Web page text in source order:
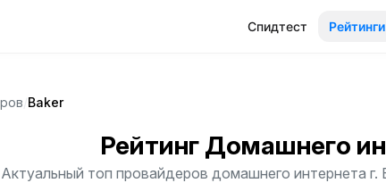
Спидтест Рейтинги
Baker
Рейтинг Домашнего
Актуальный топ провайдеров домашнего интернета г.